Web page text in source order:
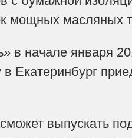
мощных масляных
в начале января
Екатеринбург
выпускать